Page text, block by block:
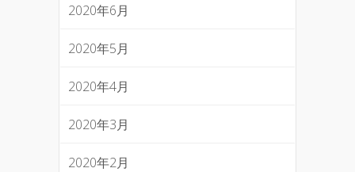
2020年6月
2020年5月
2020年4月
2020年3月
2020年2月